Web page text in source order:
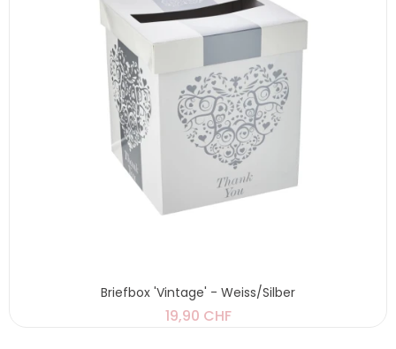
Briefbox 'Vintage' - Weiss/Silber
19,90 CHF